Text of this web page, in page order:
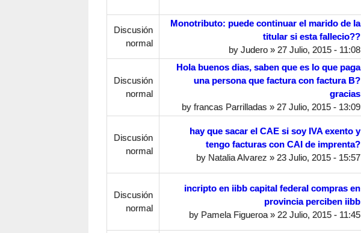
Discusión
normal
Monotributo: puede continuar el marido de la
titular si esta fallecio??
by Judero» 27 Julio, 2015 - 11:08
Discusión
normal
Hola buenos dias, saben que es lo que paga
una persona que factura con factura B?
gracias
by francas Parrilladas » 27 Julio, 2015 - 13:09
Discusión
normal
hay que sacar el CAE si soy IVA exento y
tengo facturas con CAI de imprenta?
by Natalia Alvarez » 23 Julio, 2015 - 15:57
Discusión
normal
incripto en iibb capital federal compras en
provincia perciben iibb
by Pamela Figueroa» 22 Julio, 2015 - 11:45